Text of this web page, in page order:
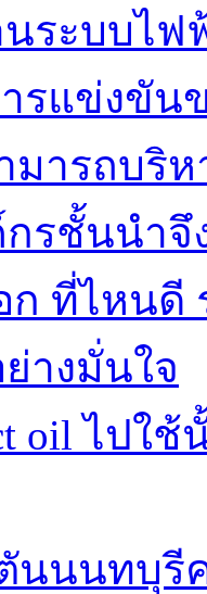
นระบบไ
รแข่งขัน
มารถบริ
กรชั้นนำ
ก ที่ไหนดี
างมั่นใจ
oil ไปใ
นนนทบุรี